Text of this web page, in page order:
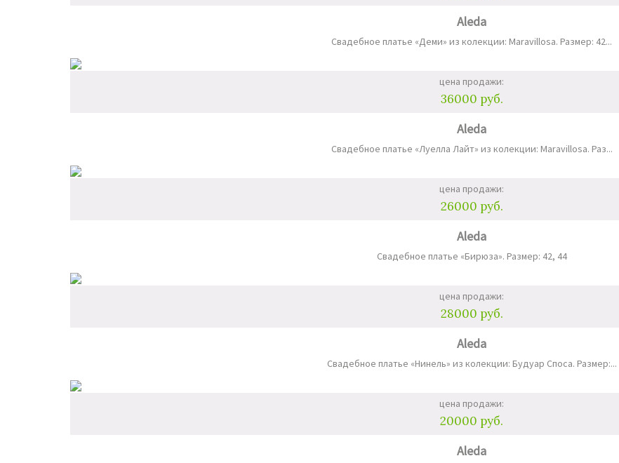
Aleda
Свадебное платье «Деми» из колекции: Maravillosa. Размер: 42...
цена продажи:
36000 руб.
Aleda
Свадебное платье «Луелла Лайт» из колекции: Maravillosa. Раз...
цена продажи:
26000 руб.
Aleda
Свадебное платье «Бирюза». Размер: 42, 44
цена продажи:
28000 руб.
Aleda
Свадебное платье «Нинель» из колекции: Будуар Споса. Размер:...
цена продажи:
20000 руб.
Aleda